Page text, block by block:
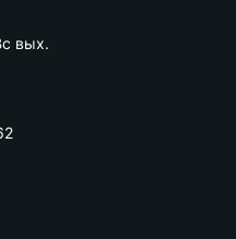
вых.